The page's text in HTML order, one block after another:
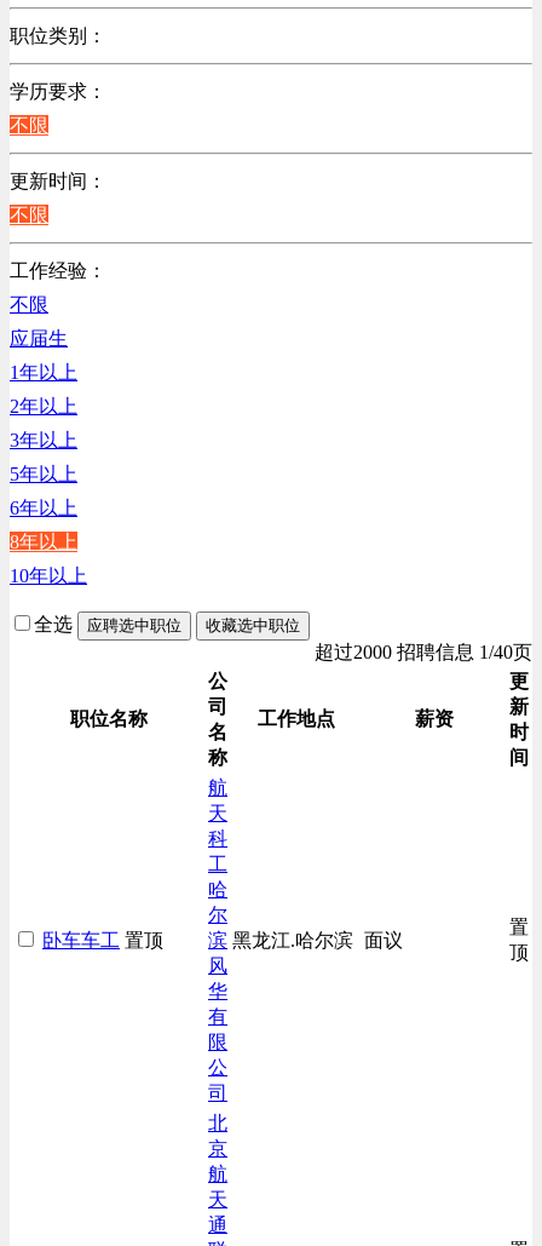
不限
北京
广东
陕西
浙江
辽宁
上海
职位类别：
不限
机械制造/仪器仪表类
计算机硬件类
销售管理类
计算机软件类
贸易/物流/仓储/采购类
客服及凯发娱乐网址的技术支持类
高级管理类
电子/电器/半导体类
电力电气/能源/自动化
程序/语言开发类
行政/后勤/文秘类
销售类
人力资源类
互联网/电子商务/游戏类
建筑装潢/市政建设类
通信/移动互联网/手机类
技工/维修类
生产/加工/认证类
学历要求：
不限
更新时间：
不限
工作经验：
不限
应届生
1年以上
2年以上
3年以上
5年以上
6年以上
8年以上
10年以上
全选 应聘选中职位 收藏选中职位
超过2000 招聘信息 1/40页
职位名称
公
司
名
称
工作地点 薪资
更
新
时
间
卧车车工 置顶
航
天
科
工
哈
尔
滨
风
华
有
限
公
司
黑龙江.哈尔滨 面议
置
顶
北
京
航
天
通